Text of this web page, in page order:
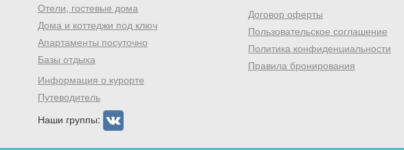
Отели, гостевые дома
Дома и коттеджи под ключ
Апартаменты посуточно
Базы отдыха
Информация о курорте
Путеводитель
Наши группы:
Договор оферты
Пользовательское соглашение
Политика конфиденциальности
Правила бронирования